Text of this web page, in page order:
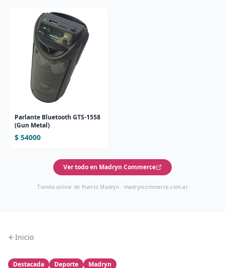
Parlante Bluetooth GTS-1558
(Gun Metal)
$ 54000
Ver todo en Madryn Commerce
Tienda online de Puerto Madryn · madryncommerce.com.ar
Inicio
Destacada Deporte Madryn